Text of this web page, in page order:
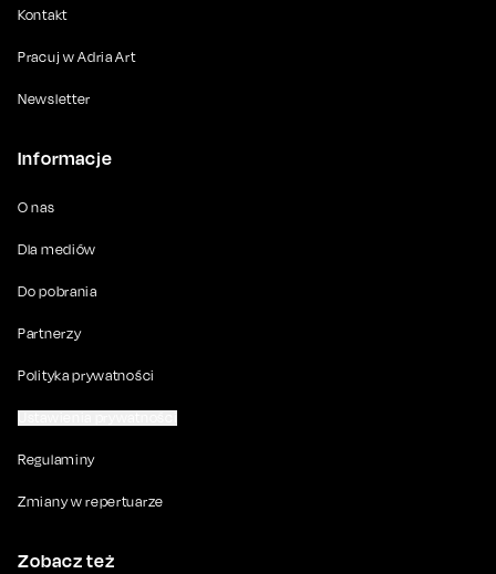
Kontakt
Pracuj w Adria Art
Newsletter
Informacje
O nas
Dla mediów
Do pobrania
Partnerzy
Polityka prywatności
Regulaminy
Zmiany w repertuarze
Zobacz też